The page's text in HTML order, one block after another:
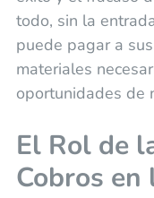
todo, sin la
puede pagar a
materiales
oportunidades de
El Rol de
Cobros en